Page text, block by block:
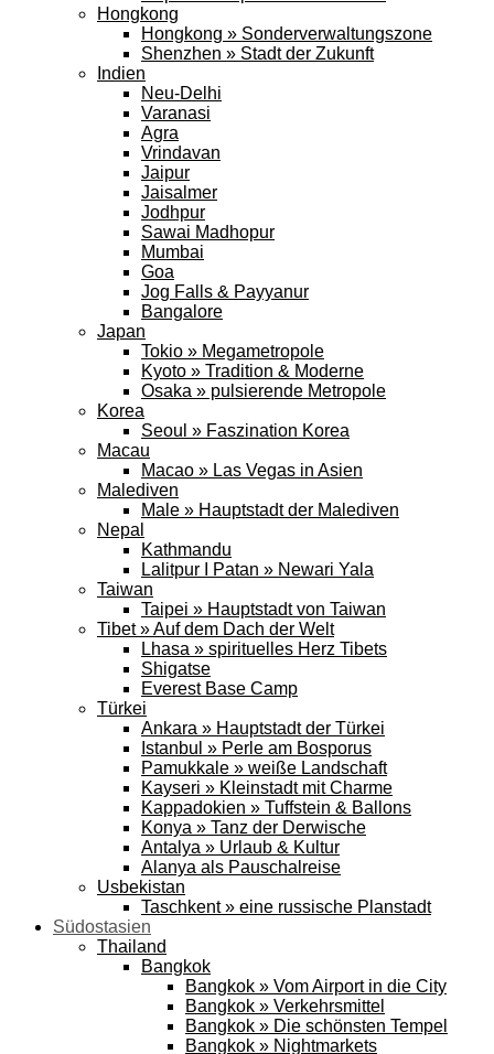
Hongkong
Hongkong » Sonderverwaltungszone
Shenzhen » Stadt der Zukunft
Indien
Neu-Delhi
Varanasi
Agra
Vrindavan
Jaipur
Jaisalmer
Jodhpur
Sawai Madhopur
Mumbai
Goa
Jog Falls & Payyanur
Bangalore
Japan
Tokio » Megametropole
Kyoto » Tradition & Moderne
Osaka » pulsierende Metropole
Korea
Seoul » Faszination Korea
Macau
Macao » Las Vegas in Asien
Malediven
Male » Hauptstadt der Malediven
Nepal
Kathmandu
Lalitpur I Patan » Newari Yala
Taiwan
Taipei » Hauptstadt von Taiwan
Tibet » Auf dem Dach der Welt
Lhasa » spirituelles Herz Tibets
Shigatse
Everest Base Camp
Türkei
Ankara » Hauptstadt der Türkei
Istanbul » Perle am Bosporus
Pamukkale » weiße Landschaft
Kayseri » Kleinstadt mit Charme
Kappadokien » Tuffstein & Ballons
Konya » Tanz der Derwische
Antalya » Urlaub & Kultur
Alanya als Pauschalreise
Usbekistan
Taschkent » eine russische Planstadt
Südostasien
Thailand
Bangkok
Bangkok » Vom Airport in die City
Bangkok » Verkehrsmittel
Bangkok » Die schönsten Tempel
Bangkok » Nightmarkets